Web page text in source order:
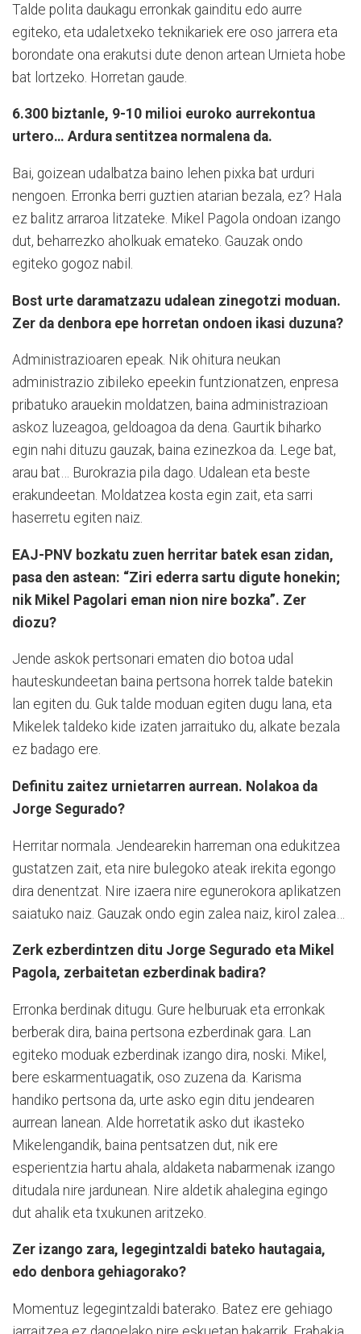
Talde polita daukagu erronkak gainditu edo aurre
egiteko, eta udaletxeko teknikariek ere oso jarrera eta
borondate ona erakutsi dute denon artean Urnieta hobe
bat lortzeko. Horretan gaude.
6.300 biztanle, 9-10 milioi euroko aurrekontua
urtero… Ardura sentitzea normalena da.
Bai, goizean udalbatza baino lehen pixka bat urduri
nengoen. Erronka berri guztien atarian bezala, ez? Hala
ez balitz arraroa litzateke. Mikel Pagola ondoan izango
dut, beharrezko aholkuak emateko. Gauzak ondo
egiteko gogoz nabil.
Bost urte daramatzazu udalean zinegotzi moduan.
Zer da denbora epe horretan ondoen ikasi duzuna?
Administrazioaren epeak. Nik ohitura neukan
administrazio zibileko epeekin funtzionatzen, enpresa
pribatuko arauekin moldatzen, baina administrazioan
askoz luzeagoa, geldoagoa da dena. Gaurtik biharko
egin nahi dituzu gauzak, baina ezinezkoa da. Lege bat,
arau bat… Burokrazia pila dago. Udalean eta beste
erakundeetan. Moldatzea kosta egin zait, eta sarri
haserretu egiten naiz.
EAJ-PNV bozkatu zuen herritar batek esan zidan,
pasa den astean: “Ziri ederra sartu digute honekin;
nik Mikel Pagolari eman nion nire bozka”. Zer
diozu?
Jende askok pertsonari ematen dio botoa udal
hauteskundeetan baina pertsona horrek talde batekin
lan egiten du. Guk talde moduan egiten dugu lana, eta
Mikelek taldeko kide izaten jarraituko du, alkate bezala
ez badago ere.
Definitu zaitez urnietarren aurrean. Nolakoa da
Jorge Segurado?
Herritar normala. Jendearekin harreman ona edukitzea
gustatzen zait, eta nire bulegoko ateak irekita egongo
dira denentzat. Nire izaera nire egunerokora aplikatzen
saiatuko naiz. Gauzak ondo egin zalea naiz, kirol zalea…
Zerk ezberdintzen ditu Jorge Segurado eta Mikel
Pagola, zerbaitetan ezberdinak badira?
Erronka berdinak ditugu. Gure helburuak eta erronkak
berberak dira, baina pertsona ezberdinak gara. Lan
egiteko moduak ezberdinak izango dira, noski. Mikel,
bere eskarmentuagatik, oso zuzena da. Karisma
handiko pertsona da, urte asko egin ditu jendearen
aurrean lanean. Alde horretatik asko dut ikasteko
Mikelengandik, baina pentsatzen dut, nik ere
esperientzia hartu ahala, aldaketa nabarmenak izango
ditudala nire jardunean. Nire aldetik ahalegina egingo
dut ahalik eta txukunen aritzeko.
Zer izango zara, legegintzaldi bateko hautagaia,
edo denbora gehiagorako?
Momentuz legegintzaldi baterako. Batez ere gehiago